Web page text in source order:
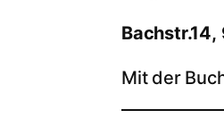
Bachstr.14,
Mit der